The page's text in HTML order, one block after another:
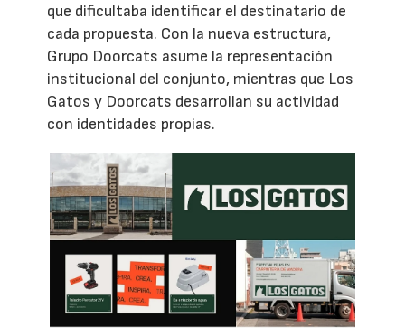
que dificultaba identificar el destinatario de
cada propuesta. Con la nueva estructura,
Grupo Doorcats asume la representación
institucional del conjunto, mientras que Los
Gatos y Doorcats desarrollan su actividad
con identidades propias.